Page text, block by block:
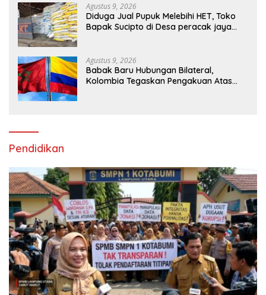
Agustus 9, 2026
Diduga Jual Pupuk Melebihi HET, Toko
Bapak Sucipto di Desa peracak jaya
Agustus 9, 2026
Babak Baru Hubungan Bilateral,
Kolombia Tegaskan Pengakuan Atas
Pendidikan